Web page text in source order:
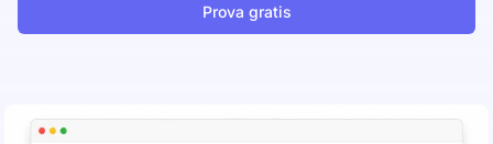
Prova gratis